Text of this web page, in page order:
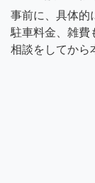
事前に、具体的
駐車料金、雑費
相談をしてから